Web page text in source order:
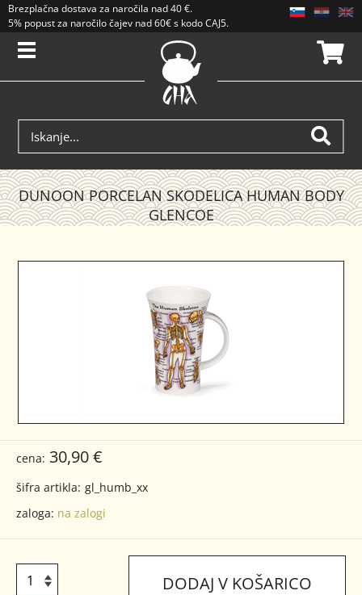
Brezplačna dostava za naročila nad40 €.
5% popust za naročilo čajev nad 60€ s kodo CAJ5. Popusti se ne seštevajo.
DUNOON PORCELAN SKODELICA HUMAN BODY
GLENCOE
cena: 30,90 €
šifra artikla: gl_humb_xx
zaloga: na zalogi
DODAJ V KOŠARICO